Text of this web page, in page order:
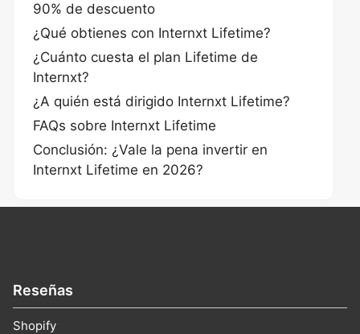
90% de descuento
¿Qué obtienes con Internxt Lifetime?
¿Cuánto cuesta el plan Lifetime de
Internxt?
¿A quién está dirigido Internxt Lifetime?
FAQs sobre Internxt Lifetime
Conclusión: ¿Vale la pena invertir en
Internxt Lifetime en 2026?
Reseñas
Shopify